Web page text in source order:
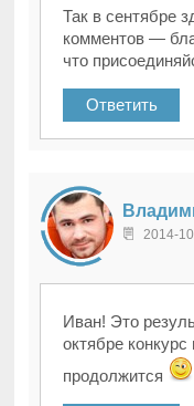
Так в сентябре
комментов —
что
Ответить
2014-
Иван! Это
октябре
продолжится